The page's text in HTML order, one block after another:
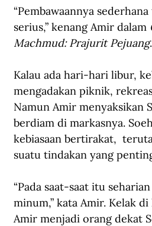
“Pembawaannya
serius,” kenang Amir dalam
Machmud: Prajurit Pejuang.
Kalau ada hari-hari libur,
mengadakan piknik,
Namun Amir menyaksikan
berdiam di markasnya.
kebiasaan bertirakat,
suatu tindakan yang
“Pada saat-saat itu
minum,” kata Amir. Kelak
Amir menjadi orang dekat